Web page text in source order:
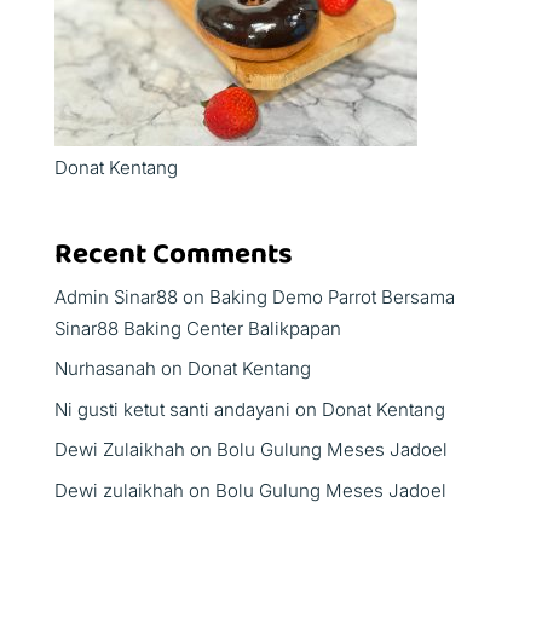
Donat Kentang
Recent Comments
Admin Sinar88on Baking Demo Parrot Bersama
Sinar88 Baking Center Balikpapan
Nurhasanah on Donat Kentang
Ni gusti ketut santi andayani on Donat Kentang
Dewi Zulaikhah on Bolu Gulung Meses Jadoel
Dewi zulaikhah on Bolu Gulung Meses Jadoel